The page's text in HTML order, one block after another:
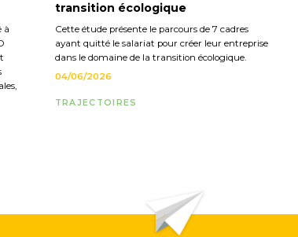
à
transition écologique
Cette étude présente le parcours de 7 cadres
ayant quitté le salariat pour créer leur entreprise
dans le domaine de la transition écologique.
04/06/2026
TRAJECTOIRES